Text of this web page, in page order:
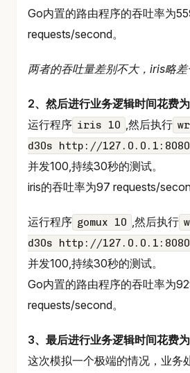
Go内置的路由程序的吞吐率为
requests/second。
两者的吞吐量差别不大，iris略差
2、然后进行业务逻辑时间花费
运行程序 iris 10 ,然后执行
d30s http://
并发100,持续30秒的测试。
iris的吞吐率为97 requests/
运行程序 gomux 10 ,然后执行
d30s http://
并发100,持续30秒的测试。
Go内置的路由程序的吞吐率为
requests/second。
3、最后进行业务逻辑时间花费
这次模拟一个极端的情况，业务